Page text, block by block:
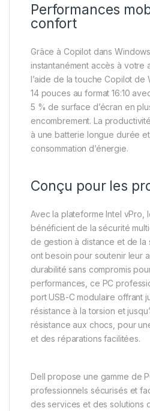
Performances
confort
Grâce à Copilot dans
instantanément accès à votre
l’aide de la touche Copilot de
14 pouces au format 16:10
5 % de surface d’écran en
encombrement. La
à une batterie longue durée
consommation d’énergie.
Conçu pour les
Avec la plateforme Intel vPro,
bénéficient de la sécurité
de gestion à distance et de la
ont besoin pour soutenir leur
durabilité sans compromis
performances, ce PC
port USB-C modulaire offrant
résistance à la torsion et
résistance aux chocs, pour
et des réparations facilitées.
Dell propose une gamme de
professionnels sécurisés et
des services et des solutions